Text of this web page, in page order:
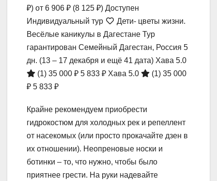
₽) от 6 906 ₽ (8 125 ₽) Доступен
Индивидуальный тур
Дети- цветы жизни.
Весёлые каникулы в Дагестане Тур
гарантирован Семейный Дагестан, Россия 5
дн. (13 – 17 декабря и ещё 41 дата) Хава 5.0
(1) 35 000 ₽ 5 833 ₽ Хава 5.0 (1) 35 000
₽ 5 833 ₽
Крайне рекомендуем приобрести
гидрокостюм для холодных рек и репеллент
от насекомых (или просто прокачайте дзен в
их отношении). Неопреновые носки и
ботинки – то, что нужно, чтобы было
приятнее грести. На руки надевайте